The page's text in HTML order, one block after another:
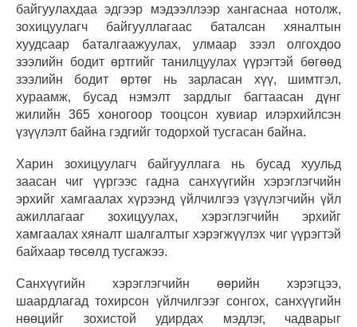
байгуулахдаа эдгээр мэдээллээр хангаснаа нотолж,
зохицуулагч байгууллагаас баталсан хяналтын
хуудсаар баталгаажуулах, улмаар зээл олгохдоо
зээлийн бодит өртгийг танилцуулах үүрэгтэй бөгөөд
зээлийн бодит өртөг нь зарласан хүү, шимтгэл,
хураамж, бусад нэмэлт зардлыг багтаасан дүнг
жилийн 365 хоногоор тооцсон хувиар илэрхийлсэн
үзүүлэлт байна гэдгийг тодорхой тусгасан байна.
Харин зохицуулагч байгууллага нь бусад хуульд
заасан чиг үүргээс гадна санхүүгийн хэрэглэгчийн
эрхийг хамгаалах хүрээнд үйлчилгээ үзүүлэгчийн үйл
ажиллагааг зохицуулах, хэрэглэгчийн эрхийг
хамгаалах хяналт шалгалтыг хэрэгжүүлэх чиг үүрэгтэй
байхаар төсөлд тусгажээ.
Санхүүгийн хэрэглэгчийн өөрийн хэрэгцээ,
шаардлагад тохирсон үйлчилгээг сонгох, санхүүгийн
нөөцийг зохистой удирдах мэдлэг, чадварыг